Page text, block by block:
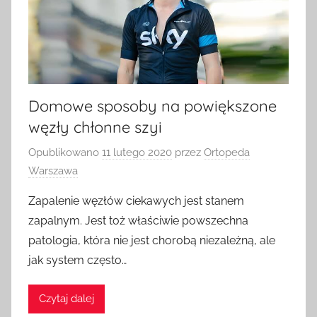
Domowe sposoby na powiększone
węzły chłonne szyi
Opublikowano 11 lutego 2020 przez Ortopeda
Warszawa
Zapalenie węzłów ciekawych jest stanem
zapalnym. Jest toż właściwie powszechna
patologia, która nie jest chorobą niezależną, ale
jak system często…
Czytaj dalej